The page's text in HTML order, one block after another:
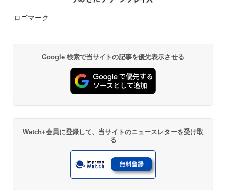
ロゴマーク
Google 検索で当サイトの記事を優先表示させる
Watch+会員に登録して、当サイトのニュースレターを受け取
る